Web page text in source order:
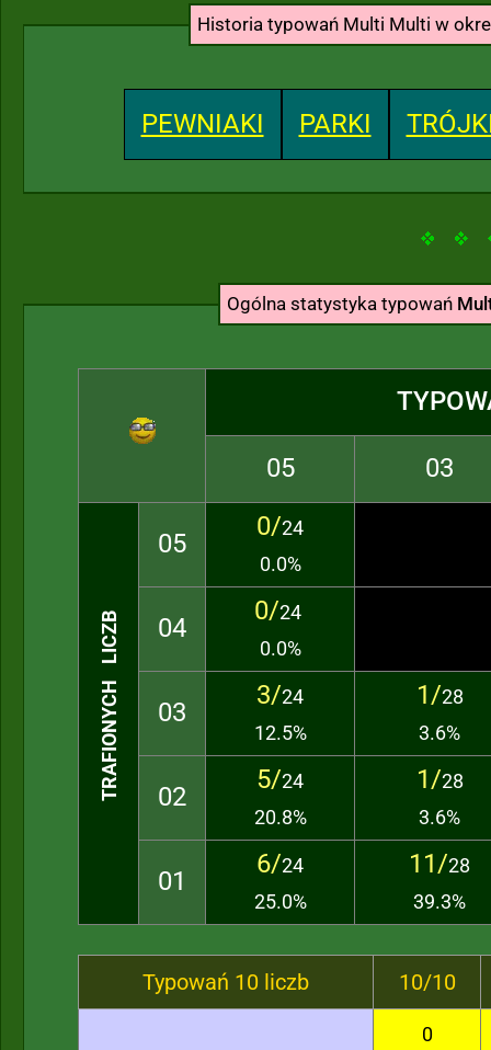
Historia typowań Multi Multi w
PEWNIAKI PARKI
Ogólna statystyka typowań
05 03
TRAFIONYCH LICZB
05
0/24
0.0%
04
0/24
0.0%
03
3/24
12.5%
1/28
3.6%
02
5/24
20.8%
1/28
3.6%
01
6/24
25.0%
11/28
39.3%
Typowań 10 liczb 10/10
0